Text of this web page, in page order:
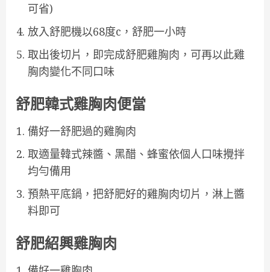
可省)
放入舒肥機以68度c，舒肥一小時
取出後切片，即完成舒肥雞胸肉，可再以此雞
胸肉變化不同口味
舒肥韓式雞胸肉便當
備好一舒肥過的雞胸肉
取適量韓式辣醬、黑醋、蜂蜜依個人口味攪拌
均勻備用
預熱平底鍋，把舒肥好的雞胸肉切片，淋上醬
料即可
舒肥紹興雞胸肉